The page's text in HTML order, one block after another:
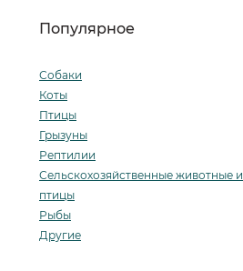
Популярное
Собаки
Коты
Птицы
Грызуны
Рептилии
Сельскохозяйственные животные и
птицы
Рыбы
Другие